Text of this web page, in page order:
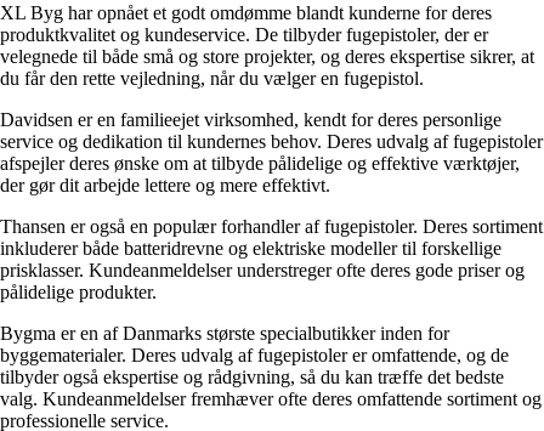
XL Byg har opnået et godt omdømme blandt kunderne for deres
produktkvalitet og kundeservice. De tilbyder fugepistoler, der er
velegnede til både små og store projekter, og deres ekspertise sikrer, at
du får den rette vejledning, når du vælger en fugepistol.
Davidsen er en familieejet virksomhed, kendt for deres personlige
service og dedikation til kundernes behov. Deres udvalg af fugepistoler
afspejler deres ønske om at tilbyde pålidelige og effektive værktøjer,
der gør dit arbejde lettere og mere effektivt.
Thansen er også en populær forhandler af fugepistoler. Deres sortiment
inkluderer både batteridrevne og elektriske modeller til forskellige
prisklasser. Kundeanmeldelser understreger ofte deres gode priser og
pålidelige produkter.
Bygma er en af Danmarks største specialbutikker inden for
byggematerialer. Deres udvalg af fugepistoler er omfattende, og de
tilbyder også ekspertise og rådgivning, så du kan træffe det bedste
valg. Kundeanmeldelser fremhæver ofte deres omfattende sortiment og
professionelle service.